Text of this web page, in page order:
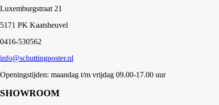
Luxemburgstraat 21
5171 PK Kaatsheuvel
0416-530562
info@schuttingposter.nl
Openingstijden: maandag t/m vrijdag 09.00-17.00 uur
SHOWROOM